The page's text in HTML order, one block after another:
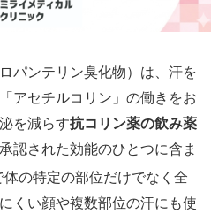
パンテリン臭化物）は、汗を
アセチルコリン」の働きをお
を減らす抗コリン薬の飲み薬
認された効能のひとつに含ま
体の特定の部位だけでなく全
くい顔や複数部位の汗にも使